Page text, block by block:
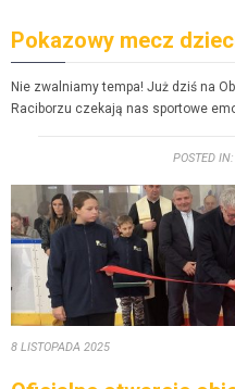
Pokazowy mecz
Nie zwal­ni­amy tem­pa! Już dziś na
Raci­borzu czeka­ją nas sportowe
POST­ED IN:
8 LISTOPA­DA 2025